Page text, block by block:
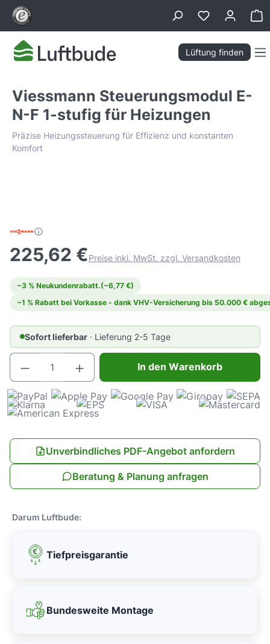
springen
Lüftung finden
Viessmann Steuerungsmodul E-
N-F 1-stufig für Heizungen
Präzise Heizungssteuerung für Effizienz und konstanten
Komfort
Tiefpreis Garantie
225,62 €Preise inkl. MwSt. zzgl. Versandkosten
−3 % Neukundenrabatt.(−6,77 €)
−1 % Rabatt bei Vorkasse - dank VHV-Versicherung bis 50.000 €
Sofort lieferbar · Lieferung 2-5 Tage
Produkt Anzahl: Gib den gewünschten
In den Warenkorb
Unverbindliches PDF-Angebot anfordern
Beratung & Planung anfragen
Darum Luftbude:
Tiefpreisgarantie
Bundesweite Montage